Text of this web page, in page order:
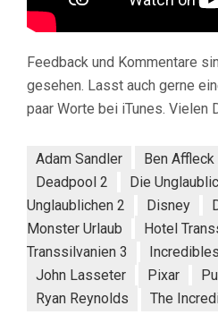
Feedback und Kommentare
gesehen. Lasst auch gerne
paar Worte bei iTunes. Vielen
Adam Sandler Ben Affleck
Deadpool 2
Die
Unglaublichen 2
Disney
Monster Urlaub
Hotel
Transsilvanien 3
John Lasseter
Pixar
Ryan Reynolds
The